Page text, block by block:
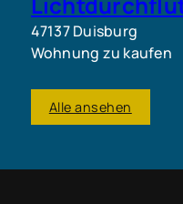
47137 Duisburg
Wohnung zu kaufen
Alle ansehen